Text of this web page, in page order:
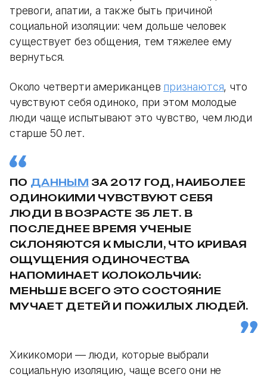
тревоги, апатии, а также быть причиной
социальной изоляции: чем дольше человек
существует без общения, тем тяжелее ему
вернуться.
Около четверти американцев признаются, что
чувствуют себя одиноко, при этом молодые
люди чаще испытывают это чувство, чем люди
старше 50 лет.
ПО ДАННЫМ ЗА 2017 ГОД, НАИБОЛЕЕ
ОДИНОКИМИ ЧУВСТВУЮТ СЕБЯ
ЛЮДИ В ВОЗРАСТЕ 35 ЛЕТ. В
ПОСЛЕДНЕЕ ВРЕМЯ УЧЕНЫЕ
СКЛОНЯЮТСЯ К МЫСЛИ, ЧТО КРИВАЯ
ОЩУЩЕНИЯ ОДИНОЧЕСТВА
НАПОМИНАЕТ КОЛОКОЛЬЧИК:
МЕНЬШЕ ВСЕГО ЭТО СОСТОЯНИЕ
МУЧАЕТ ДЕТЕЙ И ПОЖИЛЫХ ЛЮДЕЙ.
Хикикомори — люди, которые выбрали
социальную изоляцию, чаще всего они не